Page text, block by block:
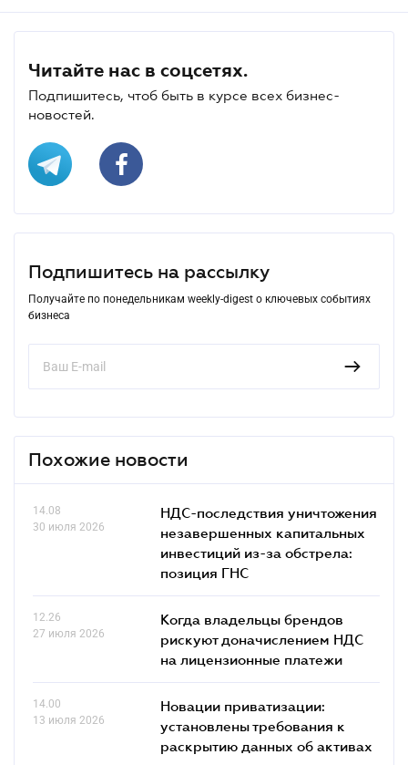
Читайте нас в соцсетях.
Подпишитесь, чтоб быть в курсе всех бизнес-
новостей.
Подпишитесь на рассылку
Получайте по понедельникам weekly-digest о ключевых событиях
бизнеса
Похожие новости
14.08
30 июля 2026
НДС-последствия уничтожения
незавершенных капитальных
инвестиций из-за обстрела:
позиция ГНС
12.26
27 июля 2026
Когда владельцы брендов
рискуют доначислением НДС
на лицензионные платежи
14.00
13 июля 2026
Новации приватизации:
установлены требования к
раскрытию данных об активах